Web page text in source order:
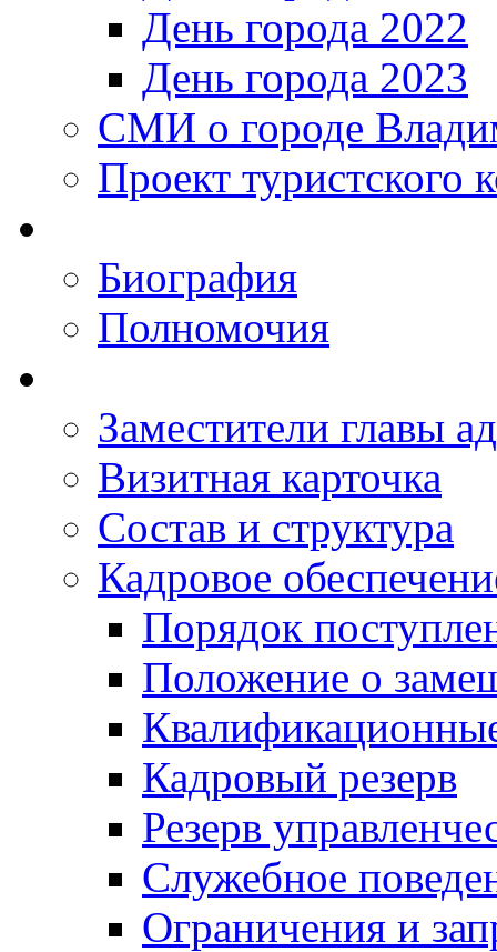
День города 2022
День города 2023
СМИ о городе
Проект туристского
Биография
Полномочия
Заместители главы
Визитная карточка
Состав и структура
Кадровое
Порядок
Положение о
Кадровый резерв
Резерв
Служебное
Ограничения и